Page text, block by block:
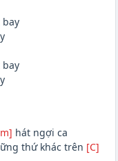
hát ngợi ca
thứ khác trên [C]